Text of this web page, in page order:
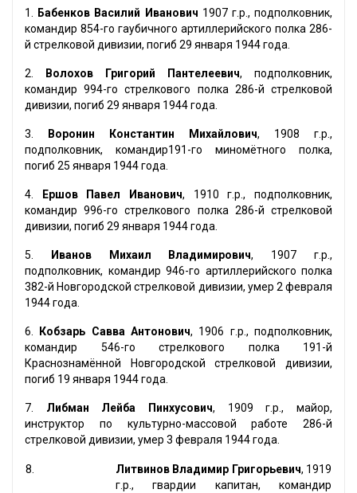
1. Бабенков Василий Иванович 1907 г.р., подполковник,
командир 854-го гаубичного артиллерийского полка 286-
й стрелковой дивизии, погиб 29 января 1944 года.
2. Волохов Григорий Пантелеевич, подполковник,
командир 994-го стрелкового полка 286-й стрелковой
дивизии, погиб 29 января 1944 года.
3. Воронин Константин Михайлович, 1908 г.р.,
подполковник, командир191-го миномётного полка,
погиб 25 января 1944 года.
4. Ершов Павел Иванович, 1910 г.р., подполковник,
командир 996-го стрелкового полка 286-й стрелковой
дивизии, погиб 29 января 1944 года.
5. Иванов Михаил Владимирович, 1907 г.р.,
подполковник, командир 946-го артиллерийского полка
382-й Новгородской стрелковой дивизии, умер 2 февраля
1944 года.
6. Кобзарь Савва Антонович, 1906 г.р., подполковник,
командир 546-го стрелкового полка 191-й
Краснознамённой Новгородской стрелковой дивизии,
погиб 19 января 1944 года.
7. Либман Лейба Пинхусович, 1909 г.р., майор,
инструктор по культурно-массовой работе 286-й
стрелковой дивизии, умер 3 февраля 1944 года.
8. Литвинов Владимир Григорьевич, 1919
г.р., гвардии капитан, командир